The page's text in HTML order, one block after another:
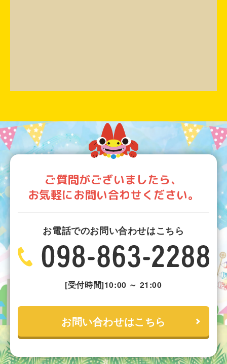
ご質問がございましたら、
お気軽にお問い合わせください。
お電話でのお問い合わせはこちら
[受付時間]10:00 ～ 21:00
お問い合わせはこちら